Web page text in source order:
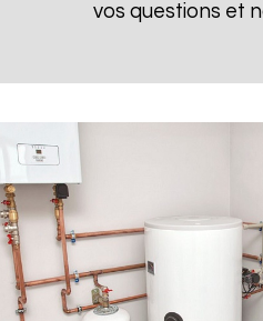
vos questions et